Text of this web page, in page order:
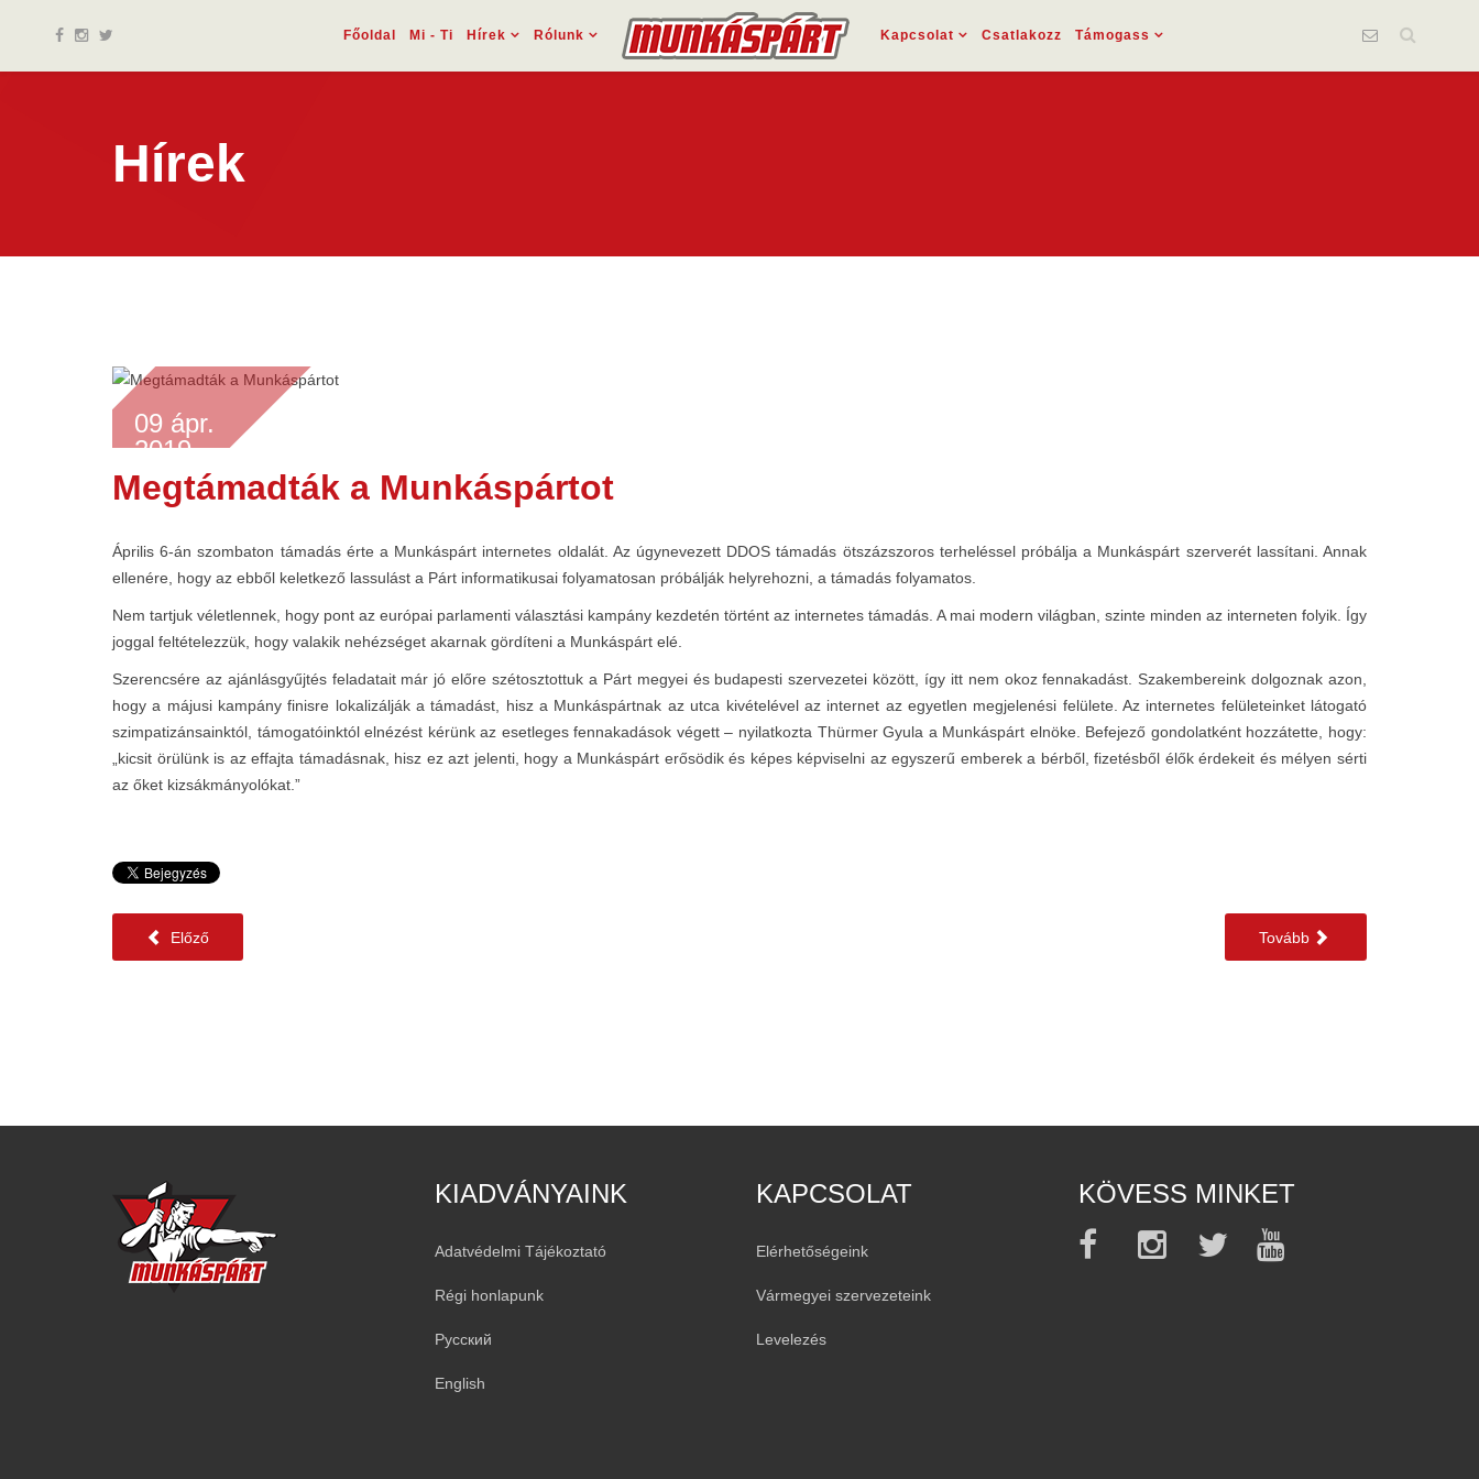
Főoldal Mi - Ti Hírek Rólunk Kapcsolat Csatlakozz Támogass
Hírek
09 ápr.
2019
Megtámadták a Munkáspártot
Április 6-án szombaton támadás érte a Munkáspárt internetes oldalát. Az úgynevezett DDOS támadás ötszázszoros terheléssel próbálja a Munkáspárt szerverét lassítani. Annak
ellenére, hogy az ebből keletkező lassulást a Párt informatikusai folyamatosan próbálják helyrehozni, a támadás folyamatos.
Nem tartjuk véletlennek, hogy pont az európai parlamenti választási kampány kezdetén történt az internetes támadás. A mai modern világban, szinte minden az interneten folyik. Így
joggal feltételezzük, hogy valakik nehézséget akarnak gördíteni a Munkáspárt elé.
Szerencsére az ajánlásgyűjtés feladatait már jó előre szétosztottuk a Párt megyei és budapesti szervezetei között, így itt nem okoz fennakadást. Szakembereink dolgoznak azon,
hogy a májusi kampány finisre lokalizálják a támadást, hisz a Munkáspártnak az utca kivételével az internet az egyetlen megjelenési felülete. Az internetes felületeinket látogató
szimpatizánsainktól, támogatóinktól elnézést kérünk az esetleges fennakadások végett – nyilatkozta Thürmer Gyula a Munkáspárt elnöke. Befejező gondolatként hozzátette, hogy:
„kicsit örülünk is az effajta támadásnak, hisz ez azt jelenti, hogy a Munkáspárt erősödik és képes képviselni az egyszerű emberek a bérből, fizetésből élők érdekeit és mélyen sérti
az őket kizsákmányolókat.”
Előző Tovább
KIADVÁNYAINK
Adatvédelmi Tájékoztató
Régi honlapunk
Русский
English
KAPCSOLAT
Elérhetőségeink
Vármegyei szervezeteink
Levelezés
KÖVESS MINKET